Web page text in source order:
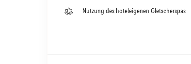
Nutzung des hoteleigenen Gletscherspas